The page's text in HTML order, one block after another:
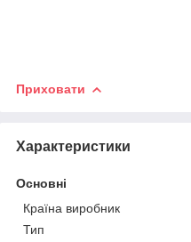
Приховати
Характеристики
Основні
Країна виробник
Тип